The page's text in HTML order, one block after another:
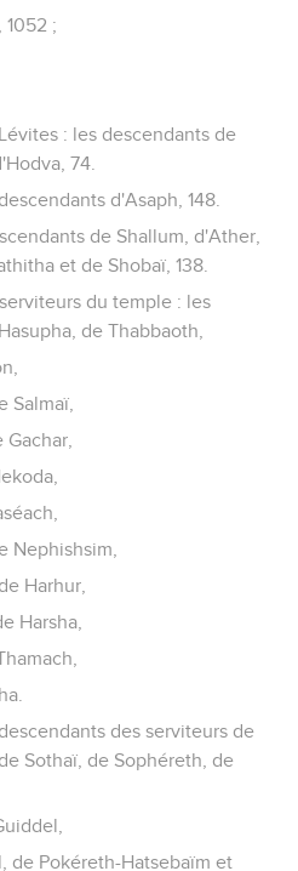
1052 ;
: les descendants de
74.
d'Asaph, 148.
de Shallum, d'Ather,
et de Shobaï, 138.
du temple : les
de Thabbaoth,
Salmaï,
Nephishsim,
Harhur,
Harsha,
des serviteurs de
Sothaï, de Sophéreth, de
de Pokéreth-Hatsebaïm et